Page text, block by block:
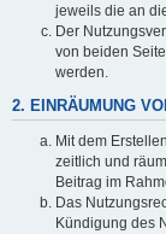
jeweils die an
Der
von beiden
werden.
2. EINRÄUMUNG
Mit dem
zeitlich und
Beitrag im
Das
Kündigung des